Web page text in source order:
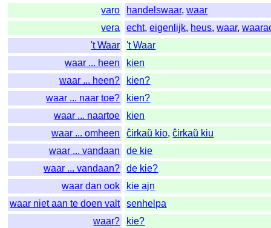
varo
handelswaar,waar
vera
echt,eigenlijk, heus,waar,
't Waar
't Waar
waar ... heen
kien
waar ... heen?
kien?
waar ... naar toe?
kien?
waar ... naartoe
kien
waar ... omheen
ĉirkaŭ kio,ĉirkaŭ kiu
waar ... vandaan
de kie
waar ... vandaan?
de kie?
waar dan ook
kie ajn
waar niet aan te doen valt
senhelpa
waar?
kie?